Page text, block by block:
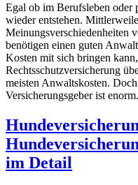
Egal ob im Berufsleben oder
wieder entstehen.
Meinungsverschiedenheiten
benötigen einen guten
Kosten mit sich bringen
Rechtsschutzversicherung
meisten Anwaltskosten.
Versicherungsgeber ist
im Detail